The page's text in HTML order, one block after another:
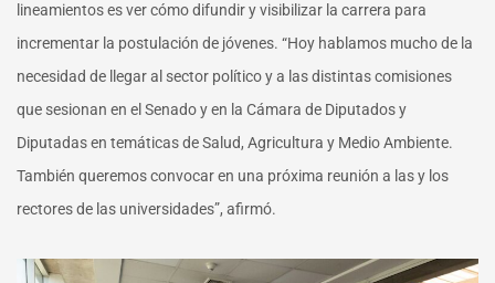
lineamientos es ver cómo difundir y visibilizar la carrera para
incrementar la postulación de jóvenes. “Hoy hablamos mucho de la
necesidad de llegar al sector político y a las distintas comisiones
que sesionan en el Senado y en la Cámara de Diputados y
Diputadas en temáticas de Salud, Agricultura y Medio Ambiente.
También queremos convocar en una próxima reunión a las y los
rectores de las universidades”, afirmó.